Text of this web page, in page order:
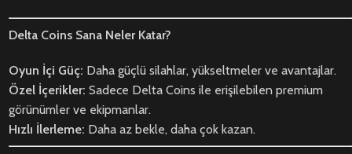
Delta Coins Sana Neler Katar?
Oyun İçi Güç: Daha güçlü silahlar, yükseltmeler ve avantajlar.
Özel İçerikler: Sadece Delta Coins ile erişilebilen premium
görünümler ve ekipmanlar.
Hızlı İlerleme: Daha az bekle, daha çok kazan.